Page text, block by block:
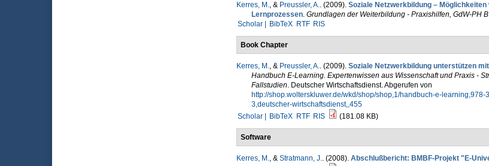
Kerres, M., & Preussler, A.. (2009). Soziale Netzwerkbildung –
Lernprozessen. Grundlagen der Weiterbildung - Praxishilfen, GdW-PH
Scholar |
BibTeX RTF RIS
Book Chapter
Kerres, M., & Preussler, A.. (2009). Soziale Netzwerkbildung unterstützen
Handbuch E-Learning. Expertenwissen aus Wissenschaft und Praxis -
Fallstudien. Deutscher Wirtschaftsdienst. Abgerufen von
http://shop.wolterskluwer.de/wkd/shop/shop,1/handbuch-e-learning,978-
3,deutscher-wirtschaftsdienst,,455
Scholar |
BibTeX RTF RIS (181.08 KB)
Software
Kerres, M., & Stratmann, J.. (2008). Abschlußbericht: BMBF-Projekt "E-